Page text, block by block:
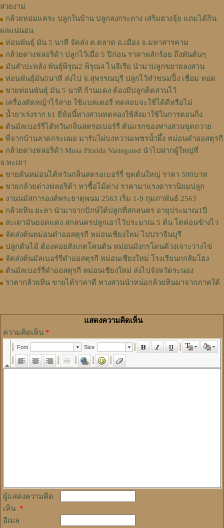
สวยงาม
กล้วยหอมแคระ ปลูกในบ้าน ปลูกลงกระถาง เสริมฮวงจุ้ย แถมได้กิน
ผลแน่นอน
ท่อนพันธุ์ มัน 5 นาที จัดส่ง ต.ตลาด อ.เมือง จ.มหาสารคาม
กล้วยด่างฟลอริด้า ปลูกไว้เมื่อ 5 ปีก่อน ราคาหลักร้อย ถึงพันต้นๆ
มันสำปะหลัง พันธุ์พิรุณ2 พิรุณ4 ไนจีเรีย นำมาปลูกขยายลงสวน
ท่อนพันธุ์มัน5นาที ส่งไป จ.สุพรรณบุรี ปลูกไว้ทำขนมปิ้ง เชื่อม ทอด
ขายท่อนพันธุ์ มัน 5 นาที ก้านแดง ต้องมีปลูกติดสวนไว้
เครื่องตัดหญ้าไร้สาย ใช้แบตเตอรี่ ทดสอบจะใช้ได้ดีหรือไม่
น้ำยาเร่งราก b1 ยี่ห้อนี้ทางสวนทดลองใช้สั่งมาใช้ในการตอนกิ่ง
ต้นมัลเบอร์รี่ไต้หวันกลิ่นสตรอเบอร์รี่ ต้นแรกของทางสวนขุดถวาย
พี่จากบ้านลาดกระเฌอ มารับไผ่บงหวานเพชรน้ำผึ้ง หม่อนดำออสตุรกี
กล้วยด่างฟลอริด้า Musa Florida Variegated นำไปฝากผู้ใหญ่ที่
จ.พะเยา
ขายต้นหม่อนไต้หวันกลิ่นสตรอเบอร์รี่ ขุดต้นใหญ่ ราคา 500บาท
ขายกล้วยด่างฟลอริด้า หาซื้อไม้ด่าง ราคามาแรงดารานิยมปลูก
งานนมัสการองค์พระธาตุพนม 2563 เริ่ม 1-9 กุมภาพันธ์ 2563
กล้วยหิน ยะลา นำมาจากปักษ์ใต้ปลูกที่สกลนคร อายุประมาณ1ปี
สะเดามันยอดแดง สกลนครปลูกเอาไว้ประมาณ 5 ต้น โตค่อนข้างไว
จัดส่งต้นหม่อนดำออสตุรกี หม่อนเชียงใหม่ ไปปราจีนบุรี
ปลูกต้นไม้ ต้องคอยสังเกตโคนต้น หม่อนมังกรโดนด้วงเจาะวางไข่
จัดส่งต้นมัลเบอร์รี่ดำออสตุรกี หม่อนเชียงใหม่ โรงเรียนกกส้มโฮง
ต้นมัลเบอร์รี่ดำออสตุรกี หม่อนเชียงใหม่ ส่งไปจังหวัดระนอง
ราคากล้วยหิน ขายได้ราคาดี ทางสวนนำหน่อกล้วยหินมาจากภาคใต้
แสดงความคิดเห็น
ความคิดเห็น *
ผู้แสดงความคิด
เห็น *
อีเมล